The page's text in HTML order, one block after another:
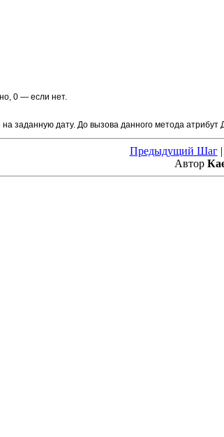
0 — если нет.
заданную дату. До вызова данного метода
Предыдущий Шаг|
Автор